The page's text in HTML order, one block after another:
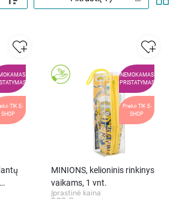
TIK E-
SHOP
NEMOKAMAS
PRISTATYMAS
Prekė TIK E-
SHOP
MINIONS, kelioninis rinkinys
vaikams, 1 vnt.
Įprastinė kaina